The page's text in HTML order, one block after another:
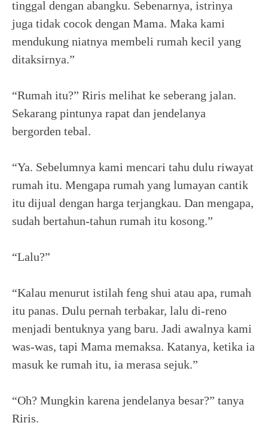
tinggal dengan abangku. Sebenarnya, istrinya
juga tidak cocok dengan Mama. Maka kami
mendukung niatnya membeli rumah kecil yang
ditaksirnya.”
“Rumah itu?” Riris melihat ke seberang jalan.
Sekarang pintunya rapat dan jendelanya
bergorden tebal.
“Ya. Sebelumnya kami mencari tahu dulu riwayat
rumah itu. Mengapa rumah yang lumayan cantik
itu dijual dengan harga terjangkau. Dan mengapa,
sudah bertahun-tahun rumah itu kosong.”
“Lalu?”
“Kalau menurut istilah feng shui atau apa, rumah
itu panas. Dulu pernah terbakar, lalu di-reno
menjadi bentuknya yang baru. Jadi awalnya kami
was-was, tapi Mama memaksa. Katanya, ketika ia
masuk ke rumah itu, ia merasa sejuk.”
“Oh? Mungkin karena jendelanya besar?” tanya
Riris.